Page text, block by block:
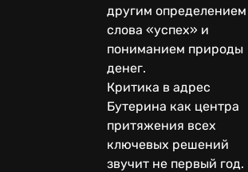
другим определением
слова «успех» и
пониманием природы
денег.
Критика в адрес
Бутерина как центра
притяжения всех
ключевых решений
звучит не первый год.